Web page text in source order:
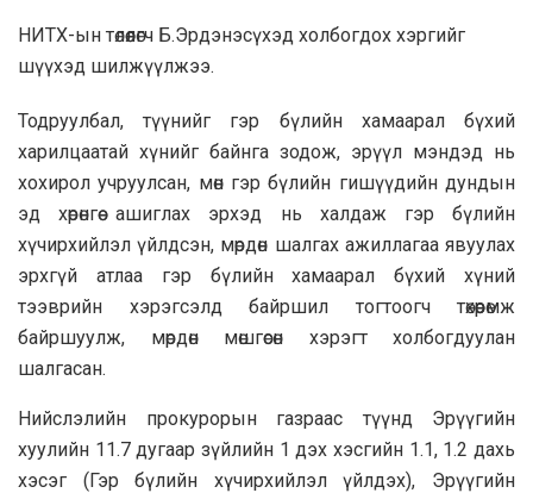
НИТХ-ын төлөөлөгч Б.Эрдэнэсүхэд холбогдох хэргийг
шүүхэд шилжүүлжээ.
Тодруулбал, түүнийг гэр бүлийн хамаарал бүхий
харилцаатай хүнийг байнга зодож, эрүүл мэндэд нь
хохирол учруулсан, мөн гэр бүлийн гишүүдийн дундын
эд хөрөнгөө ашиглах эрхэд нь халдаж гэр бүлийн
хүчирхийлэл үйлдсэн, мөрдөн шалгах ажиллагаа явуулах
эрхгүй атлаа гэр бүлийн хамаарал бүхий хүний
тээврийн хэрэгсэлд байршил тогтоогч төхөөрөмж
байршуулж, мөрдөн мөшгөсөн хэрэгт холбогдуулан
шалгасан.
Нийслэлийн прокурорын газраас түүнд Эрүүгийн
хуулийн 11.7 дугаар зүйлийн 1 дэх хэсгийн 1.1, 1.2 дахь
хэсэг (Гэр бүлийн хүчирхийлэл үйлдэх), Эрүүгийн